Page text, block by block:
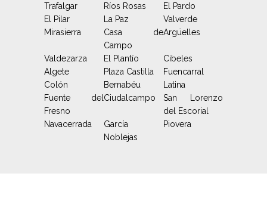
Trafalgar Ríos Rosas
El Pardo
El Pilar
La Paz
Valverde
Mirasierra
Casa de
Campo
Argüelles
Valdezarza El Plantío
Cibeles
Algete
Plaza Castilla
Fuencarral
Colón
Bernabéu
Latina
Fuente del
Fresno
Ciudalcampo
San Lorenzo
del Escorial
Navacerrada
García
Noblejas
Piovera